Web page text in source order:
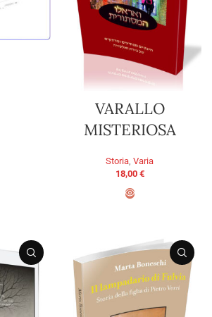
VARALLO
MISTERIOSA
Storia, Varia
18,00 €